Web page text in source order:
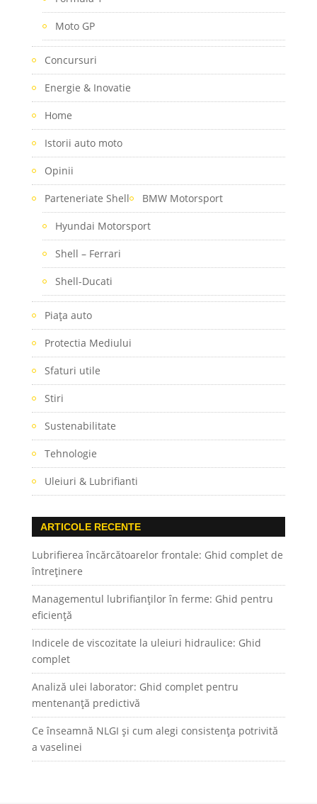
Moto GP
Concursuri
Energie & Inovatie
Home
Istorii auto moto
Opinii
Parteneriate Shell BMW Motorsport
Hyundai Motorsport
Shell – Ferrari
Shell-Ducati
Piaţa auto
Protectia Mediului
Sfaturi utile
Stiri
Sustenabilitate
Tehnologie
Uleiuri & Lubrifianti
ARTICOLE RECENTE
Lubrifierea încărcătoarelor frontale: Ghid complet de
întreținere
Managementul lubrifianților în ferme: Ghid pentru
eficiență
Indicele de viscozitate la uleiuri hidraulice: Ghid
complet
Analiză ulei laborator: Ghid complet pentru
mentenanță predictivă
Ce înseamnă NLGI și cum alegi consistența potrivită
a vaselinei